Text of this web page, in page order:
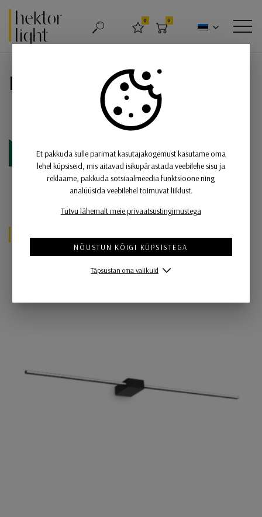
Hektor Light
OTSING LEMMIKUD
0
OSTUKORV
0
IdealLux
Valik tooteid meie E-poest
Et pakkuda sulle parimat kasutajakogemust kasutame oma
lehel küpsiseid, mis aitavad isikupärastada veebilehe sisu ja
reklaame, pakkuda sotsiaalmeedia funktsioone ning
analüüsida veebilehel toimuvat liiklust.
Tutvu lähemalt meie privaatsustingimustega
NÕUSTUN KÕIGI KÜPSISTEGA
Täpsustan oma valikuid